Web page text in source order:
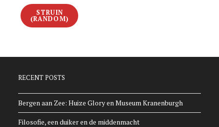
STRUIN
(RANDOM)
RECENT POSTS
Bergen aan Zee: Huize Glory en Museum Kranenburgh
Filosofie, een duiker en de middenmacht